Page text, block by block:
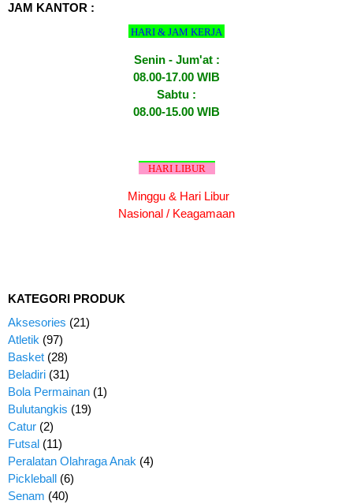
JAM KANTOR :
HARI & JAM KERJA
Senin - Jum'at :
08.00-17.00 WIB
Sabtu :
08.00-15.00 WIB
HARI LIBUR
Minggu & Hari Libur
Nasional / Keagamaan
KATEGORI PRODUK
Aksesories (21)
Atletik (97)
Basket (28)
Beladiri (31)
Bola Permainan (1)
Bulutangkis (19)
Catur (2)
Futsal (11)
Peralatan Olahraga Anak (4)
Pickleball (6)
Senam (40)